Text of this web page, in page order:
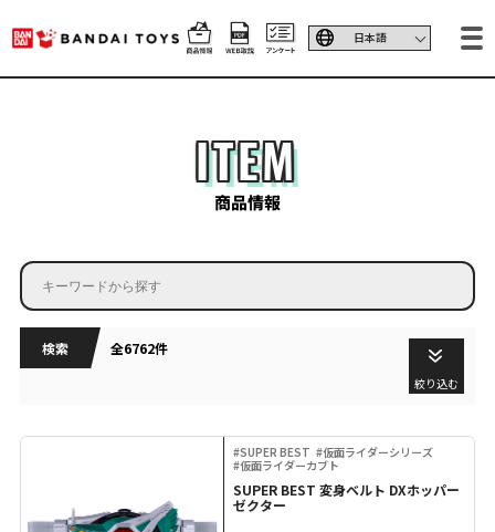
ITEM
商品情報
検索 全6762件
絞り込む
#SUPER BEST #仮面ライダーシリーズ
#仮面ライダーカブト
SUPER BEST 変身ベルト DXホッパー
ゼクター